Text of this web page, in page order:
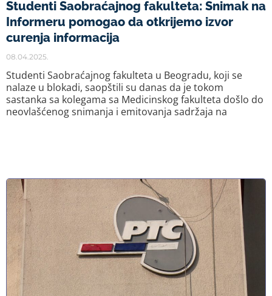
Studenti Saobraćajnog fakulteta: Snimak na
Informeru pomogao da otkrijemo izvor
curenja informacija
08.04.2025.
Studenti Saobraćajnog fakulteta u Beogradu, koji se
nalaze u blokadi, saopštili su danas da je tokom
sastanka sa kolegama sa Medicinskog fakulteta došlo do
neovlašćenog snimanja i emitovanja sadržaja na